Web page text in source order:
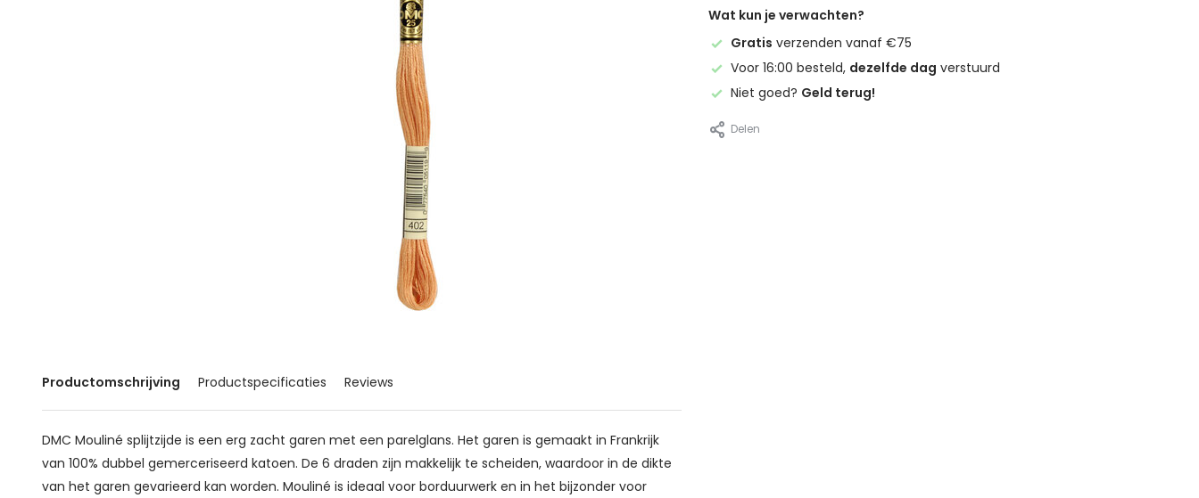
Productomschrijving Productspecificaties Reviews
DMC Mouliné splijtzijde is een erg zacht garen met een parelglans. Het garen is gemaakt in Frankrijk
van 100% dubbel gemerceriseerd katoen. De 6 draden zijn makkelijk te scheiden, waardoor in de dikte
van het garen gevarieerd kan worden. Mouliné is ideaal voor borduurwerk en in het bijzonder voor
Wat kun je verwachten?
Gratis verzenden vanaf €75
Voor 16:00 besteld, dezelfde dag verstuurd
Niet goed? Geld terug!
Delen